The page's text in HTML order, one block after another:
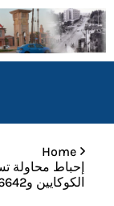
Home
الكوكايين و6642 قرص مخدر